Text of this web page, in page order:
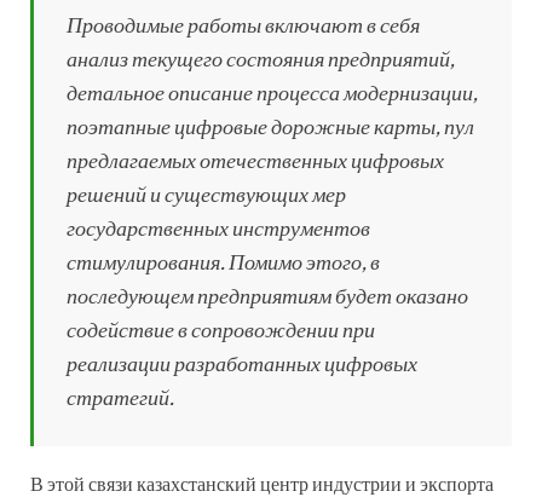
Проводимые работы включают в себя
анализ текущего состояния предприятий,
детальное описание процесса модернизации,
поэтапные цифровые дорожные карты, пул
предлагаемых отечественных цифровых
решений и существующих мер
государственных инструментов
стимулирования. Помимо этого, в
последующем предприятиям будет оказано
содействие в сопровождении при
реализации разработанных цифровых
стратегий.
В этой связи казахстанский центр индустрии и экспорта